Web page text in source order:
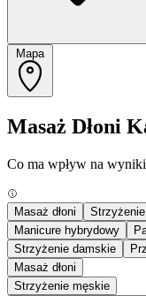
Mapa
Masaż Dłoni
Co ma wpływ na
Masaż dłoni
Manicure hybrydowy
Strzyżenie damskie
Masaż dłoni
Strzyżenie męskie